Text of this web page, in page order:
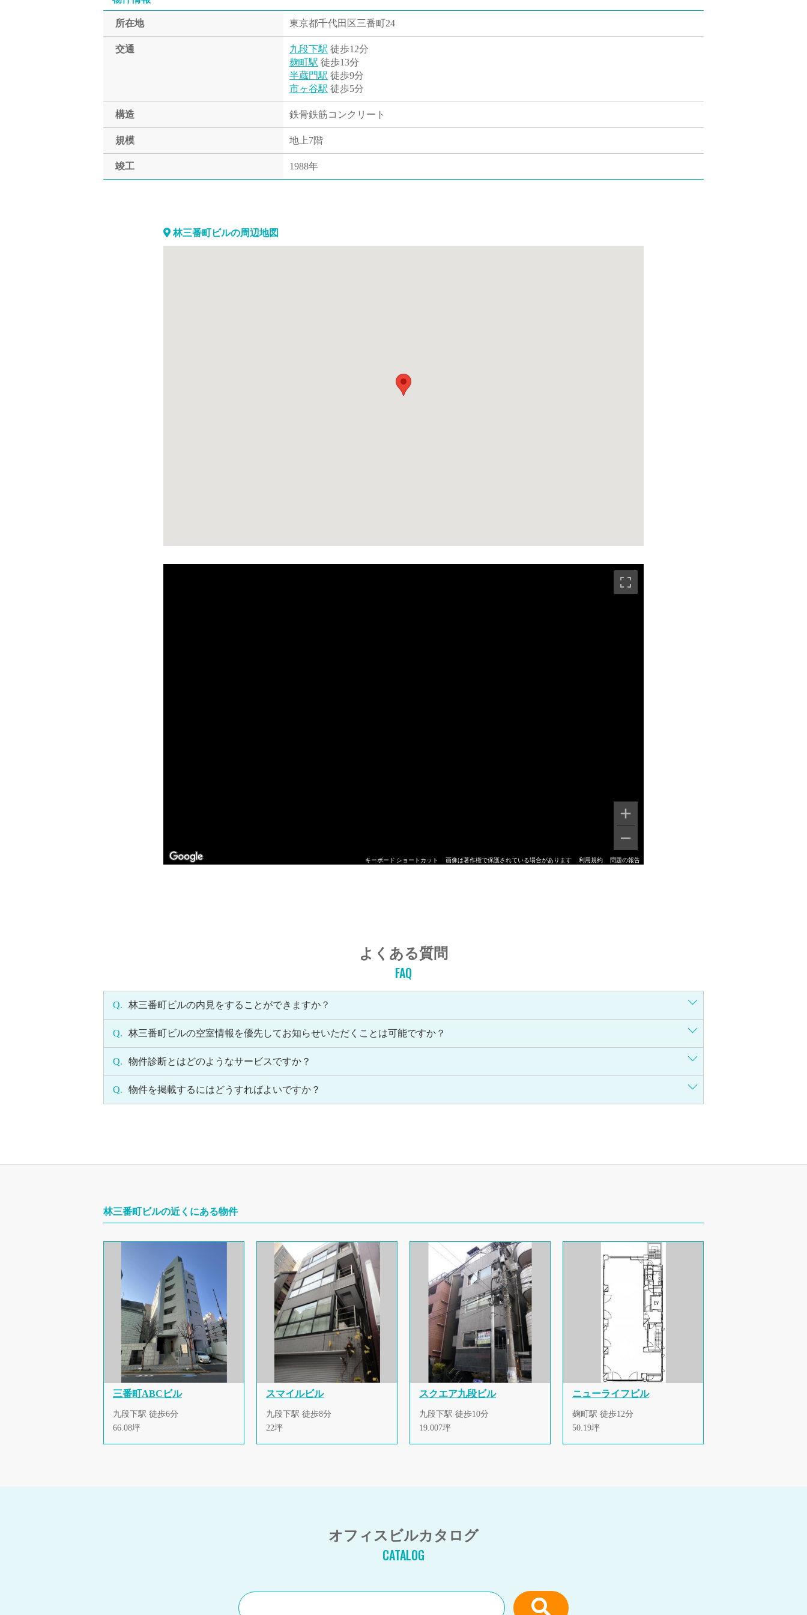
所在地 東京都千代田区三番町24
交通 九段下駅 徒歩12分
麹町駅 徒歩13分
半蔵門駅 徒歩9分
市ヶ谷駅 徒歩5分
構造 鉄骨鉄筋コンクリート
規模 地上7階
竣工 1988年
林三番町ビルの周辺地図
キーボード ショートカット 画像は著作権で保護されている場合があります 利用規約 問題の報告
よくある質問
FAQ
Q. 林三番町ビルの内見をすることができますか？
Q. 林三番町ビルの空室情報を優先してお知らせいただくことは可能ですか？
Q. 物件診断とはどのようなサービスですか？
Q. 物件を掲載するにはどうすればよいですか？
林三番町ビルの近くにある物件
三番町ABCビル
九段下駅 徒歩6分
66.08坪
スマイルビル
九段下駅 徒歩8分
22坪
スクエア九段ビル
九段下駅 徒歩10分
19.007坪
ニューライフビル
麹町駅 徒歩12分
50.19坪
オフィスビルカタログ
CATALOG